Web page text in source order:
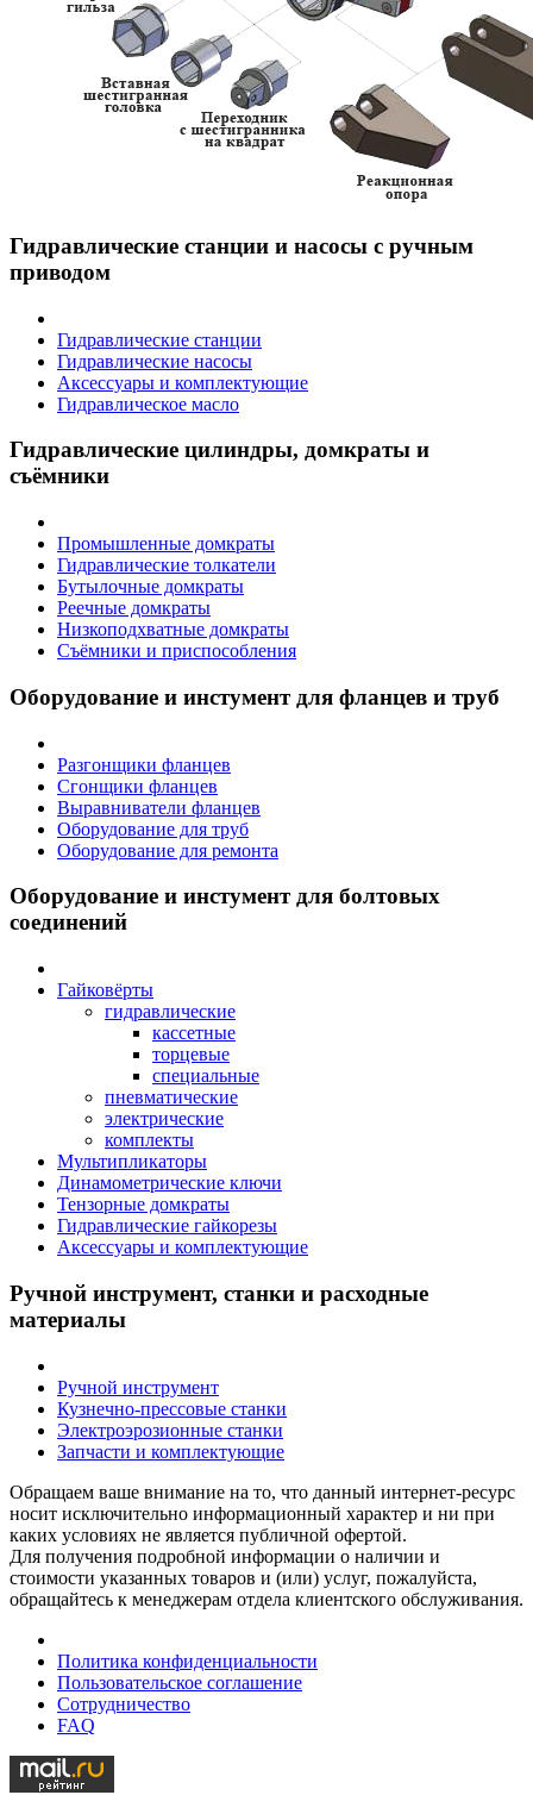
Гидравлические станции и насосы с ручным
приводом
Гидравлические станции
Гидравлические насосы
Аксессуары и комплектующие
Гидравлическое масло
Гидравлические цилиндры, домкраты и
съёмники
Промышленные домкраты
Гидравлические толкатели
Бутылочные домкраты
Реечные домкраты
Низкоподхватные домкраты
Съёмники и приспособления
Оборудование и инстумент для фланцев и труб
Разгонщики фланцев
Сгонщики фланцев
Выравниватели фланцев
Оборудование для труб
Оборудование для ремонта
Оборудование и инстумент для болтовых
соединений
Гайковёрты
гидравлические
кассетные
торцевые
специальные
пневматические
электрические
комплекты
Мультипликаторы
Динамометрические ключи
Тензорные домкраты
Гидравлические гайкорезы
Аксессуары и комплектующие
Ручной инструмент, станки и расходные
материалы
Ручной инструмент
Кузнечно-прессовые станки
Электроэрозионные станки
Запчасти и комплектующие
Обращаем ваше внимание на то, что данный интернет-ресурс
носит исключительно информационный характер и ни при
каких условиях не является публичной офертой.
Для получения подробной информации о наличии и
стоимости указанных товаров и (или) услуг, пожалуйста,
обращайтесь к менеджерам отдела клиентского обслуживания.
Политика конфиденциальности
Пользовательское соглашение
Сотрудничество
FAQ